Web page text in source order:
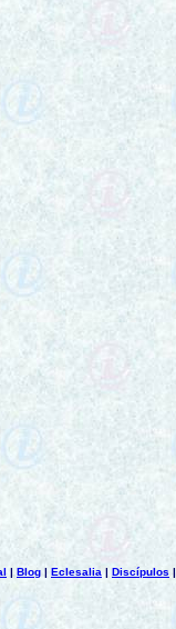
| Blog | Eclesalia | Discípulos |